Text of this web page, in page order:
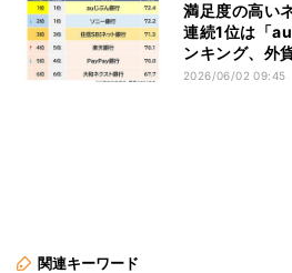
満足度の高い
連続1位は「
ンキング、外
2026/06/02 09:45
関連キーワード